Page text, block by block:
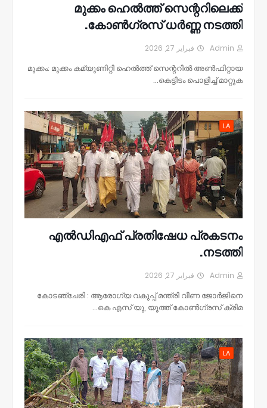
മുക്കം ഹെൽത്ത് സെന്ററിലെക്ക്
കോൺഗ്രസ് ധർണ്ണ നടത്തി.
Admin فبراير 27, 2026
മുക്കം: മുക്കം കമ്യുണിറ്റി ഹെൽത്ത് സെന്ററിൽ അൺഫിറ്റായ
കെട്ടിടം പൊളിച്ച് മാറ്റുക…
LA
എൽഡിഎഫ് പ്രതിഷേധ പ്രകടനം
നടത്തി.
Admin فبراير 27, 2026
കോടഞ്ചേരി : ആരോഗ്യ വകുപ്പ് മന്ത്രി വീണ ജോർജിനെ
കെ എസ് യു, യൂത്ത് കോൺഗ്രസ് ക്രിമ…
LA